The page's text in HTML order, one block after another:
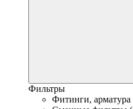
Фильтры
Фитинги, арматура